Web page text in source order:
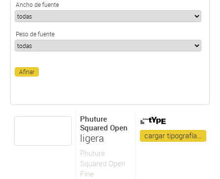
Ancho de fuente
Peso de fuente
Phuture
Squared Open
ligera
Phuture
Squared Open
Fine
cargar tipografía…